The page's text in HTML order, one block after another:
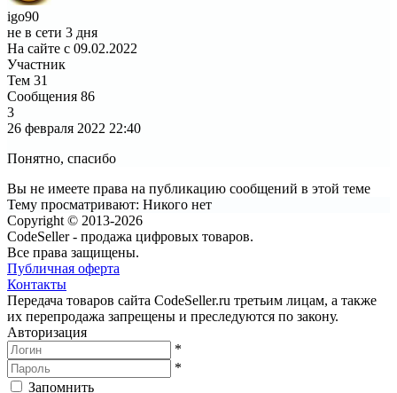
igo90
не в сети 3 дня
На сайте с 09.02.2022
Участник
Тем 31
Сообщения 86
3
26 февраля 2022 22:40
Понятно, спасибо
Вы не имеете права на публикацию сообщений в этой теме
Тему просматривают: Никого нет
Copyright © 2013-2026
CodeSeller - продажа цифровых товаров.
Все права защищены.
Публичная оферта
Контакты
Передача товаров сайта CodeSeller.ru третьим лицам, а также
их перепродажа запрещены и преследуются по закону.
Авторизация
*
*
Запомнить